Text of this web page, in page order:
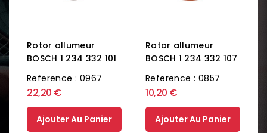
Rotor allumeur
BOSCH 1 234 332 101
Reference : 0967
22,20 €
Ajouter Au Panier
Rotor allumeur
BOSCH 1 234 332 107
Reference : 0857
10,20 €
Ajouter Au Panier